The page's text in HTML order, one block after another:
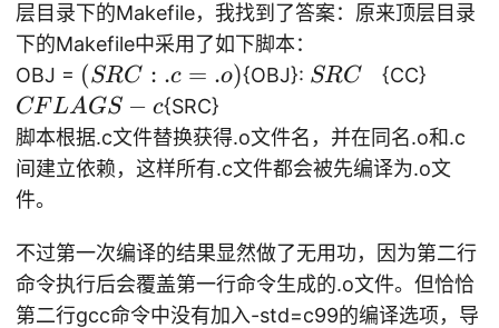
层目录下的Makefile，我找到了答案：原来顶层目录
下的Makefile中采用了如下脚本：
OBJ = (
S
R
C
=
.o
)
(SRC : .c = .o){OBJ}: {
C
SRC {CC}
F
L
S
}
-c
CFLAGS − c{SRC}
脚本根据.c文件替换获得.o文件名，并在同名.o和.c
间建立依赖，这样所有.c文件都会被先编译为.o文
件。
不过第一次编译的结果显然做了无用功，因为第二行
命令执行后会覆盖第一行命令生成的.o文件。但恰恰
第二行gcc命令中没有加入-std=c99的编译选项，导